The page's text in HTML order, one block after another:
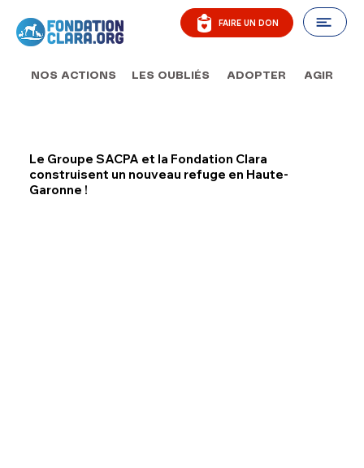
NOS ACTIONS LES OUBLIÉS ADOPTER AGIR
FAIRE UN DON
Le Groupe SACPA et la Fondation Clara
construisent un nouveau refuge en Haute-
Garonne !